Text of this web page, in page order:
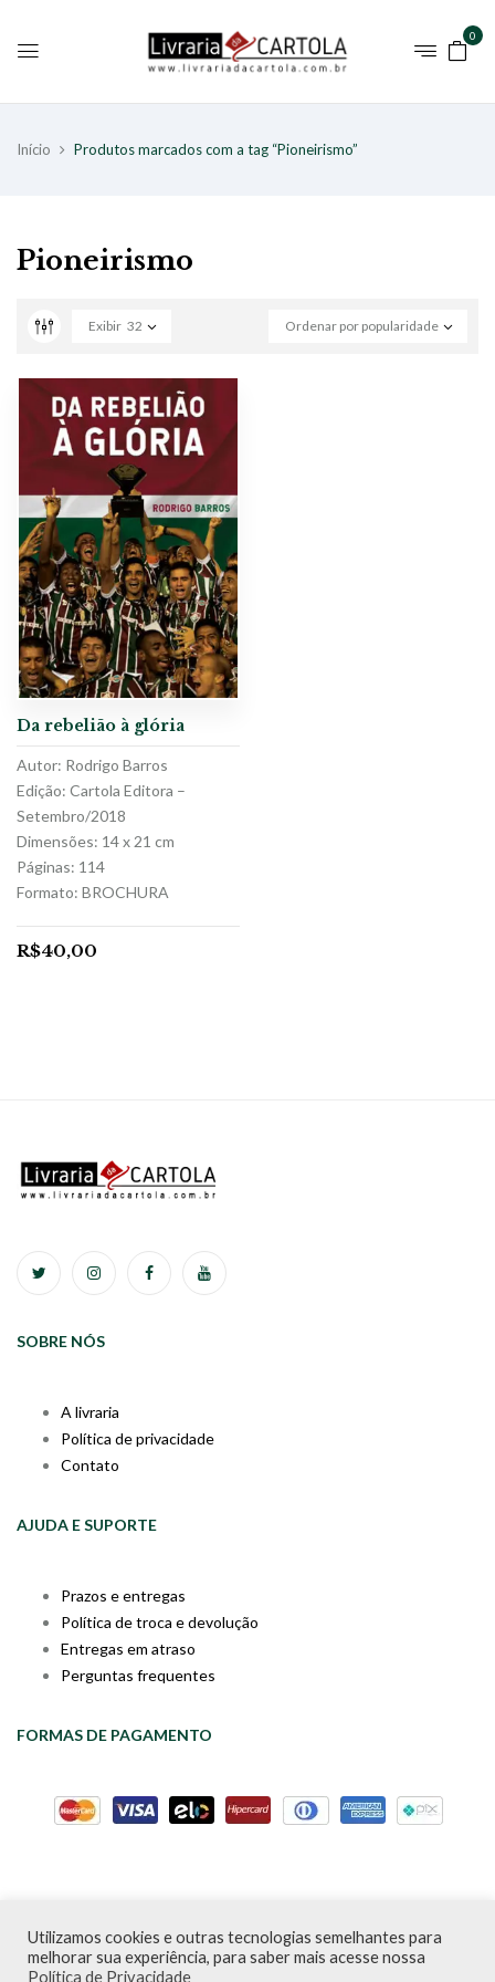
0
Início Produtos marcados com a tag “Pioneirismo”
Pioneirismo
Ordenar por popularidade
Exibir 32
Da rebelião à glória
Autor: Rodrigo Barros
Edição: Cartola Editora –
Setembro/2018
Dimensões: 14 x 21 cm
Páginas: 114
Formato: BROCHURA
R$40,00
SOBRE NÓS
A livraria
Política de privacidade
Contato
AJUDA E SUPORTE
Prazos e entregas
Política de troca e devolução
Entregas em atraso
Perguntas frequentes
FORMAS DE PAGAMENTO
Livraria da Cartola © Desde 2020 | CNPJ: 31.298.135/0001-09 |
Desenvolvido porPDA Digital
Utilizamos cookies e outras tecnologias semelhantes para
melhorar sua experiência, para saber mais acesse nossa
Política de Privacidade